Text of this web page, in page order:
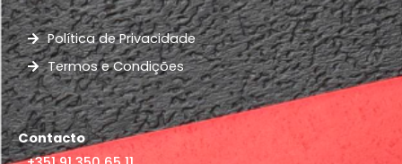
Política de Privacidade
Termos e Condições
Contacto